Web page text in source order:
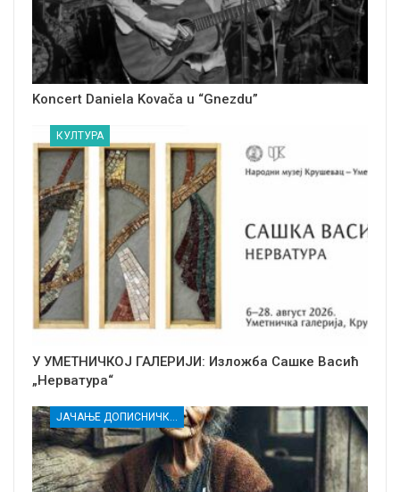
Koncert Daniela Kovača u “Gnezdu”
КУЛТУРА
У УМЕТНИЧКОЈ ГАЛЕРИЈИ: Изложба Сашке Васић
„Нерватура“